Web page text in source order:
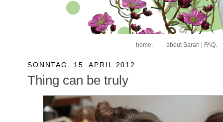
home. about Sarah | FAQ.
SONNTAG, 15. APRIL 2012
Thing can be truly